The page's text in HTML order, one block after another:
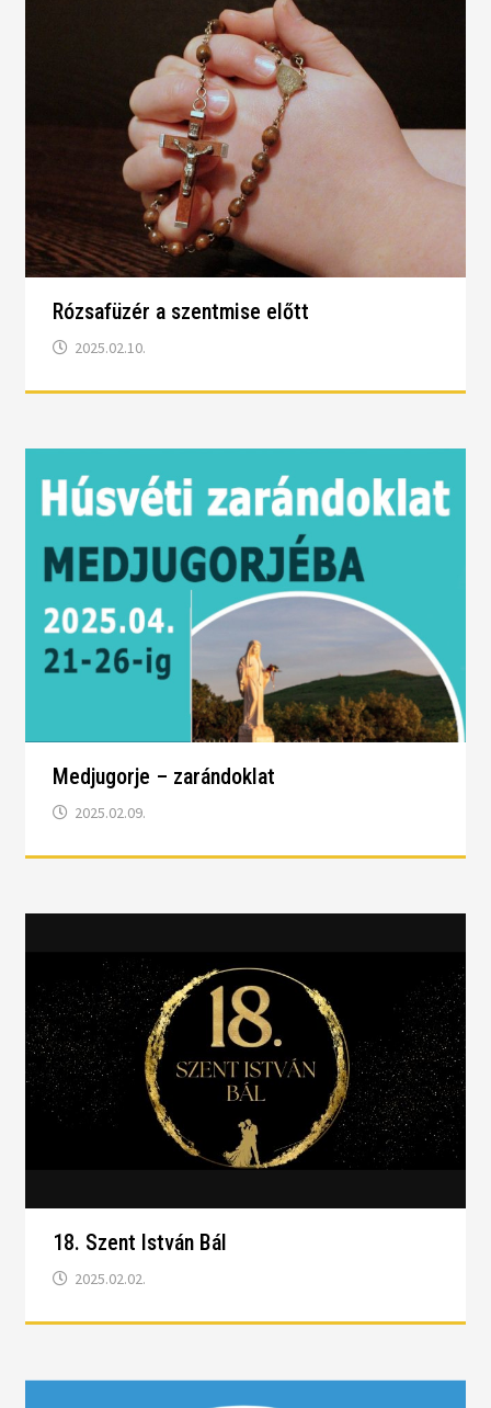
Rózsafüzér a szentmise előtt
2025.02.10.
Medjugorje – zarándoklat
2025.02.09.
18. Szent István Bál
2025.02.02.